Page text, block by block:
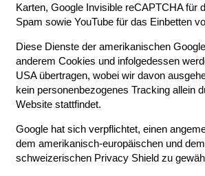
Karten, Google Invisible reCAPTCHA für
Spam sowie YouTube für das Einbetten
Diese Dienste der amerikanischen
anderem Cookies und infolgedessen
USA übertragen, wobei wir davon
kein personenbezogenes Tracking allein
Website stattfindet.
Google hat sich verpflichtet, einen
dem amerikanisch-europäischen und
schweizerischen Privacy Shield zu